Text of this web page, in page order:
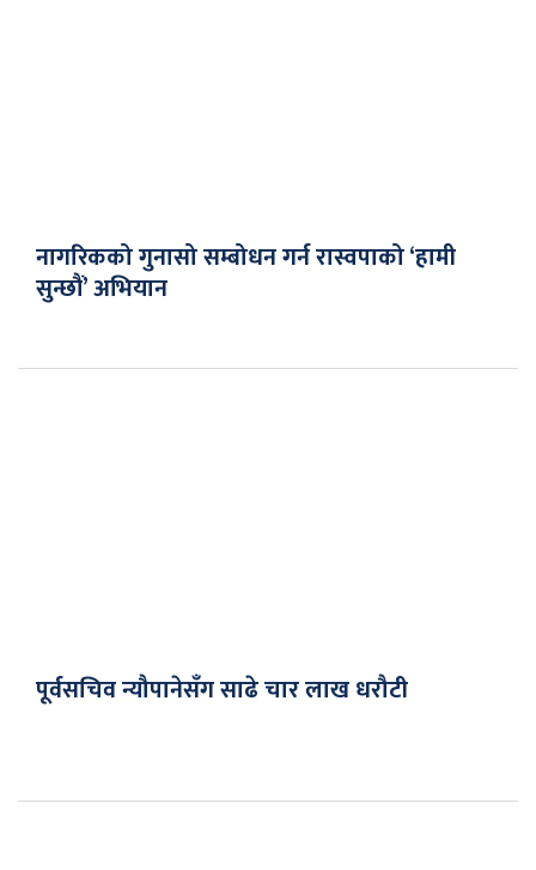
नागरिकको गुनासो सम्बोधन गर्न रास्वपाको ‘हामी
सुन्छौं’ अभियान
पूर्वसचिव न्यौपानेसँग साढे चार लाख धरौटी